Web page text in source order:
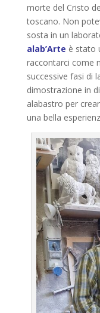
morte del Cristo
toscano. Non
sosta in un
alab’Arte è stato
raccontarci come
successive fasi di
dimostrazione in
alabastro per
una bella